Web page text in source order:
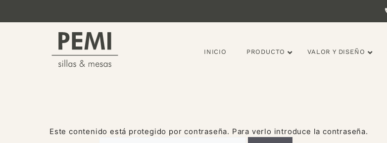
INICIO PRODUCTO VALOR Y DISEÑO
Este contenido está protegido por contraseña. Para verlo introduce la contraseña.